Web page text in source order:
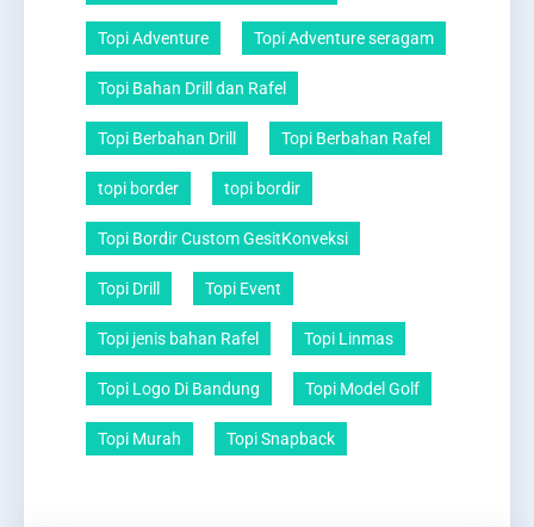
Topi Adventure Topi Adventure seragam
Topi Bahan Drill dan Rafel
Topi Berbahan Drill Topi Berbahan Rafel
topi border topi bordir
Topi Bordir Custom GesitKonveksi
Topi Drill Topi Event
Topi jenis bahan Rafel Topi Linmas
Topi Logo Di Bandung Topi Model Golf
Topi Murah Topi Snapback